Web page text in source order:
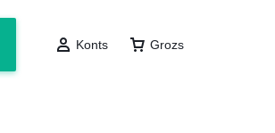
Konts Grozs